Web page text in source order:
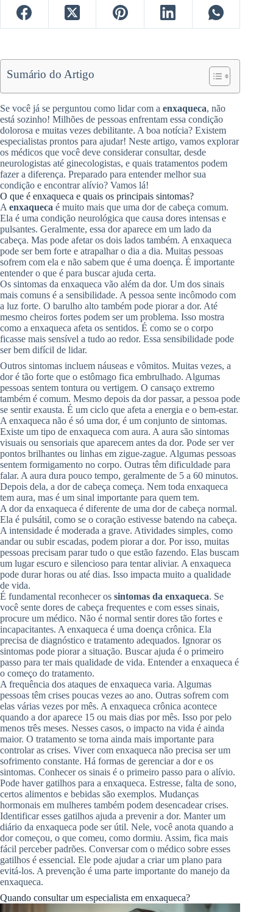
Sumário do Artigo
Se você já se perguntou como lidar com a enxaqueca, não
está sozinho! Milhões de pessoas enfrentam essa condição
dolorosa e muitas vezes debilitante. A boa notícia? Existem
especialistas prontos para ajudar! Neste artigo, vamos explorar
os médicos que você deve considerar consultar, desde
neurologistas até ginecologistas, e quais tratamentos podem
fazer a diferença. Preparado para entender melhor sua
condição e encontrar alívio? Vamos lá!
O que é enxaqueca e quais os principais sintomas?
A enxaqueca é muito mais que uma dor de cabeça comum.
Ela é uma condição neurológica que causa dores intensas e
pulsantes. Geralmente, essa dor aparece em um lado da
cabeça. Mas pode afetar os dois lados também. A enxaqueca
pode ser bem forte e atrapalhar o dia a dia. Muitas pessoas
sofrem com ela e não sabem que é uma doença. É importante
entender o que é para buscar ajuda certa.
Os sintomas da enxaqueca vão além da dor. Um dos sinais
mais comuns é a sensibilidade. A pessoa sente incômodo com
a luz forte. O barulho alto também pode piorar a dor. Até
mesmo cheiros fortes podem ser um problema. Isso mostra
como a enxaqueca afeta os sentidos. É como se o corpo
ficasse mais sensível a tudo ao redor. Essa sensibilidade pode
ser bem difícil de lidar.
Outros sintomas incluem náuseas e vômitos. Muitas vezes, a
dor é tão forte que o estômago fica embrulhado. Algumas
pessoas sentem tontura ou vertigem. O cansaço extremo
também é comum. Mesmo depois da dor passar, a pessoa pode
se sentir exausta. É um ciclo que afeta a energia e o bem-estar.
A enxaqueca não é só uma dor, é um conjunto de sintomas.
Existe um tipo de enxaqueca com aura. A aura são sintomas
visuais ou sensoriais que aparecem antes da dor. Pode ser ver
pontos brilhantes ou linhas em zigue-zague. Algumas pessoas
sentem formigamento no corpo. Outras têm dificuldade para
falar. A aura dura pouco tempo, geralmente de 5 a 60 minutos.
Depois dela, a dor de cabeça começa. Nem toda enxaqueca
tem aura, mas é um sinal importante para quem tem.
A dor da enxaqueca é diferente de uma dor de cabeça normal.
Ela é pulsátil, como se o coração estivesse batendo na cabeça.
A intensidade é moderada a grave. Atividades simples, como
andar ou subir escadas, podem piorar a dor. Por isso, muitas
pessoas precisam parar tudo o que estão fazendo. Elas buscam
um lugar escuro e silencioso para tentar aliviar. A enxaqueca
pode durar horas ou até dias. Isso impacta muito a qualidade
de vida.
É fundamental reconhecer os sintomas da enxaqueca. Se
você sente dores de cabeça frequentes e com esses sinais,
procure um médico. Não é normal sentir dores tão fortes e
incapacitantes. A enxaqueca é uma doença crônica. Ela
precisa de diagnóstico e tratamento adequados. Ignorar os
sintomas pode piorar a situação. Buscar ajuda é o primeiro
passo para ter mais qualidade de vida. Entender a enxaqueca é
o começo do tratamento.
A frequência dos ataques de enxaqueca varia. Algumas
pessoas têm crises poucas vezes ao ano. Outras sofrem com
elas várias vezes por mês. A enxaqueca crônica acontece
quando a dor aparece 15 ou mais dias por mês. Isso por pelo
menos três meses. Nesses casos, o impacto na vida é ainda
maior. O tratamento se torna ainda mais importante para
controlar as crises. Viver com enxaqueca não precisa ser um
sofrimento constante. Há formas de gerenciar a dor e os
sintomas. Conhecer os sinais é o primeiro passo para o alívio.
Pode haver gatilhos para a enxaqueca. Estresse, falta de sono,
certos alimentos e bebidas são exemplos. Mudanças
hormonais em mulheres também podem desencadear crises.
Identificar esses gatilhos ajuda a prevenir a dor. Manter um
diário da enxaqueca pode ser útil. Nele, você anota quando a
dor começou, o que comeu, como dormiu. Assim, fica mais
fácil perceber padrões. Conversar com o médico sobre esses
gatilhos é essencial. Ele pode ajudar a criar um plano para
evitá-los. A prevenção é uma parte importante do manejo da
enxaqueca.
Quando consultar um especialista em enxaqueca?